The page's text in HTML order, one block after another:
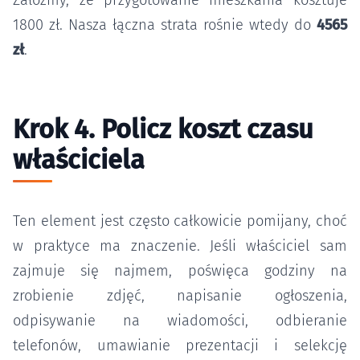
1800 zł. Nasza łączna strata rośnie wtedy do 4565
zł.
Krok 4. Policz koszt czasu
właściciela
Ten element jest często całkowicie pomijany, choć
w praktyce ma znaczenie. Jeśli właściciel sam
zajmuje się najmem, poświęca godziny na
zrobienie zdjęć, napisanie ogłoszenia,
odpisywanie na wiadomości, odbieranie
telefonów, umawianie prezentacji i selekcję